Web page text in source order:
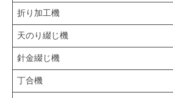
折り加工機
天のり綴じ機
針金綴じ機
丁合機